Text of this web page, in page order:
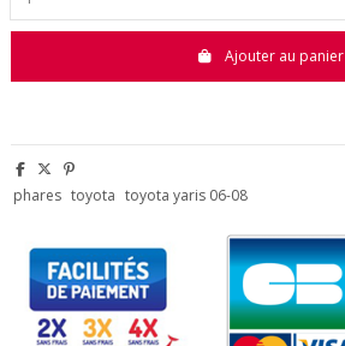
Ajouter au panier
phares toyota toyota yaris 06-08